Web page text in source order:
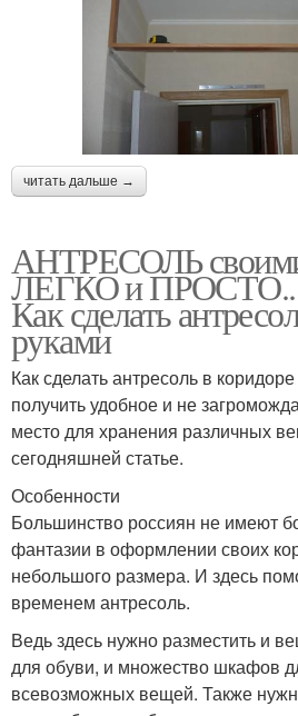
читать дальше →
АНТРЕСОЛЬ
ЛЕГКО и ПРОСТО..
Как сделать
руками
Как сделать антресоль в
получить удобное и не
место для хранения различных
сегодняшней статье.
Особенности
Большинство россиян не имеют
фантазии в оформлении своих
небольшого размера. И здесь
временем антресоль.
Ведь здесь нужно разместить и
для обуви, и множество шкафов
всевозможных вещей. Также